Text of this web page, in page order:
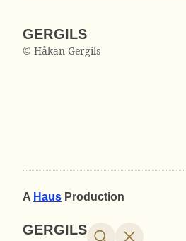
GERGILS
© Håkan Gergils
A Haus Production
GERGILS